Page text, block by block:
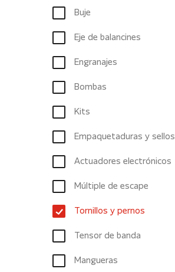
Buje
Eje de balancines
Engranajes
Bombas
Kits
Empaquetaduras y sellos
Actuadores electrónicos
Múltiple de escape
Tornillos y pernos
Tensor de banda
Mangueras